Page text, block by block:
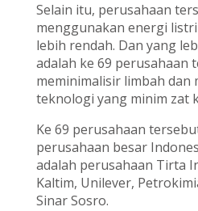
Selain itu, perusahaan
menggunakan energi
lebih rendah. Dan yang
adalah ke 69 perusahaan
meminimalisir limbah dan
teknologi yang minim zat
Ke 69 perusahaan
perusahaan besar
adalah perusahaan Tirta
Kaltim, Unilever,
Sinar Sosro.